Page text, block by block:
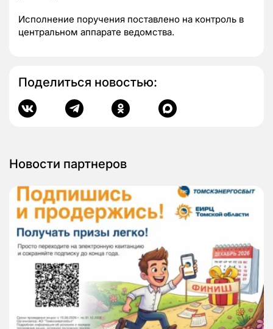
Исполнение поручения поставлено на контроль в
центральном аппарате ведомства.
Поделиться новостью:
Новости партнеров